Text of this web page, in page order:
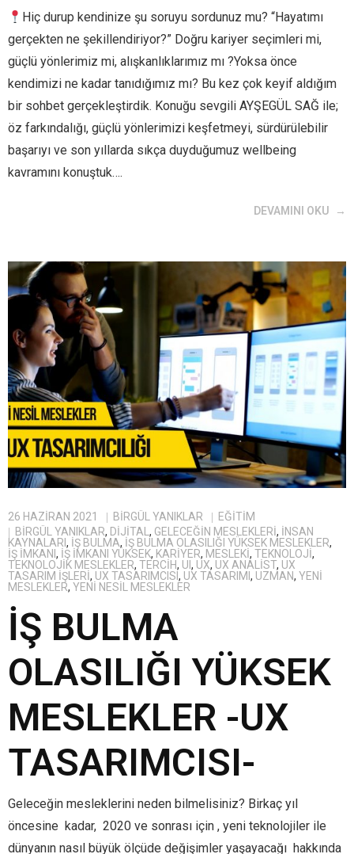
Hiç durup kendinize şu soruyu sordunuz mu? “Hayatımı
gerçekten ne şekillendiriyor?” Doğru kariyer seçimleri mi,
güçlü yönlerimiz mi, alışkanlıklarımız mı ?Yoksa önce
kendimizi ne kadar tanıdığımız mı? Bu kez çok keyif aldığım
bir sohbet gerçekleştirdik. Konuğu sevgili AYŞEGÜL SAĞ ile;
öz farkındalığı, güçlü yönlerimizi keşfetmeyi, sürdürülebilir
başarıyı ve son yıllarda sıkça duyduğumuz wellbeing
kavramını konuştuk….
DEVAMINI OKU
26 HAZIRAN 2021 BIRGÜL YANIKLAR
EĞITIM
BIRGÜL YANIKLAR, DIJITAL , GELECEĞIN MESLEKLERI, INSAN
KAYNALARI , IŞ BULMA, IŞ BULMA OLASILIĞI YÜKSEK MESLEKLER,
IŞ IMKANI , IŞ IMKANI YÜKSEK, KARIYER, MESLEKI, TEKNOLOJI,
TEKNOLOJIK MESLEKLER, TERCIH, UI , UX, UX ANALIST, UX
TASARIM IŞLERI, UX TASARIMCISI , UX TASARIMI , UZMAN, YENI
MESLEKLER, YENI NESIL MESLEKLER
İŞ BULMA
OLASILIĞI YÜKSEK
MESLEKLER -UX
TASARIMCISI-
Geleceğin mesleklerini neden bilmelisiniz? Birkaç yıl
öncesine kadar, 2020 ve sonrası için , yeni teknolojiler ile
dünyanın nasıl büyük ölçüde değişimler yaşayacağı hakkında